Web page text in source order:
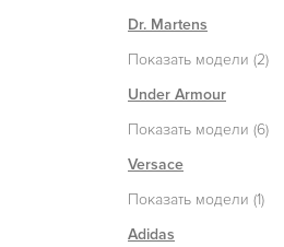
Dr. Martens
Показать модели (2)
Under Armour
Показать модели (6)
Versace
Показать модели (1)
Adidas